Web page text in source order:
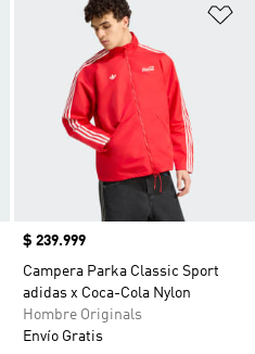
Añadir a la lista de deseos
Precio
$ 239.999
Campera Parka Classic Sport
adidas x Coca-Cola Nylon
Hombre Originals
Envío Gratis